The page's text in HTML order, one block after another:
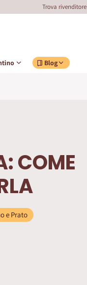
Trova rivenditore
Blog
COME
e Prato